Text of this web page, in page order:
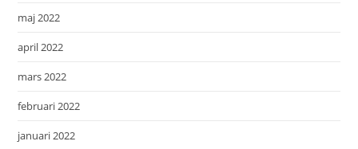
maj 2022
april 2022
mars 2022
februari 2022
januari 2022